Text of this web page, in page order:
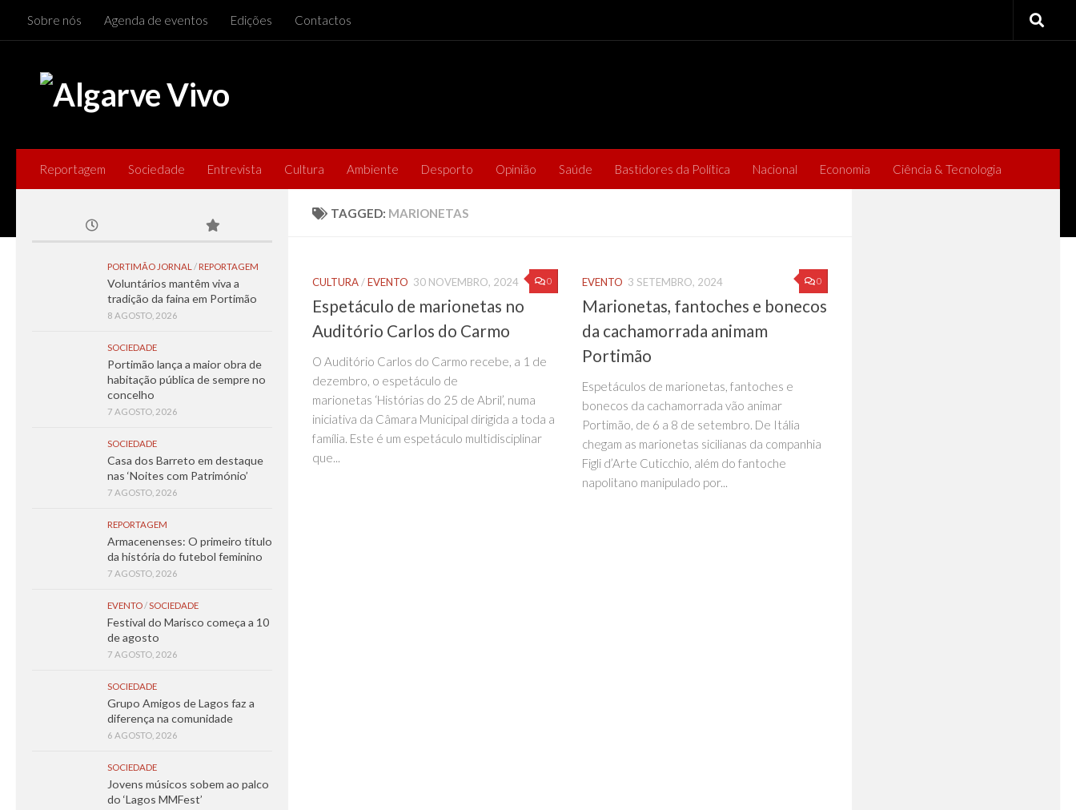
Skip to content
Sobre nós Agenda de eventos Edições Contactos
Reportagem Sociedade Entrevista Cultura Ambiente Desporto Opinião Saúde Bastidores da Política Nacional Economia Ciência & Tecnologia
TAGGED: MARIONETAS
0
CULTURA /EVENTO 30 NOVEMBRO, 2024
Espetáculo de marionetas no
Auditório Carlos do Carmo
O Auditório Carlos do Carmo recebe, a 1 de
dezembro, o espetáculo de
marionetas ‘Histórias do 25 de Abril’, numa
iniciativa da Câmara Municipal dirigida a toda a
família. Este é um espetáculo multidisciplinar
que...
0
EVENTO 3 SETEMBRO, 2024
Marionetas, fantoches e bonecos
da cachamorrada animam
Portimão
Espetáculos de marionetas, fantoches e
bonecos da cachamorrada vão animar
Portimão, de 6 a 8 de setembro. De Itália
chegam as marionetas sicilianas da companhia
Figli d’Arte Cuticchio, além do fantoche
napolitano manipulado por...
PORTIMÃO JORNAL / REPORTAGEM
Voluntários mantêm viva a
tradição da faina em Portimão
8 AGOSTO, 2026
SOCIEDADE
Portimão lança a maior obra de
habitação pública de sempre no
concelho
7 AGOSTO, 2026
SOCIEDADE
Casa dos Barreto em destaque
nas ‘Noites com Património’
7 AGOSTO, 2026
REPORTAGEM
Armacenenses: O primeiro título
da história do futebol feminino
7 AGOSTO, 2026
EVENTO/SOCIEDADE
Festival do Marisco começa a 10
de agosto
7 AGOSTO, 2026
SOCIEDADE
Grupo Amigos de Lagos faz a
diferença na comunidade
6 AGOSTO, 2026
SOCIEDADE
Jovens músicos sobem ao palco
do ‘Lagos MMFest’